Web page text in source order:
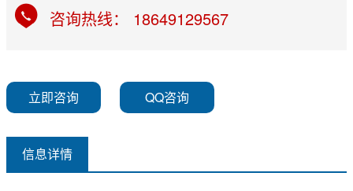
咨询热线： 18649129567
立即咨询 QQ咨询
信息详情